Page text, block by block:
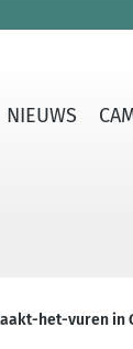
NIEUWS
het-vuren in